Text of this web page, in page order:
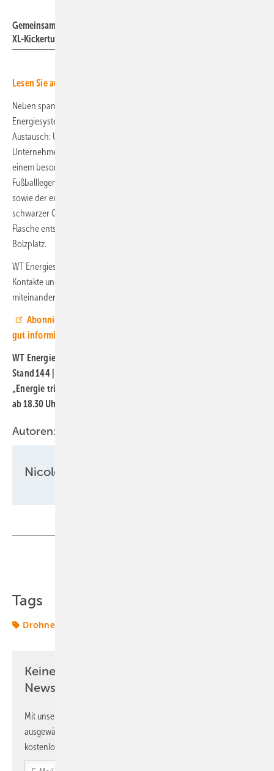
Gemeinsam mit Fußballlegende Ulf Kirsten erwartet die Gäste ein
XL-Kickerturnier sowie der exklusive „Schwatte Gin Tonic“
Lesen Sie auch etwas zur Energiewende mit Stecker
Neben spannenden Einblicken in ihre Projekte bietet WT
Energiesysteme in Potsdam auch Gelegenheit zum persönlichen
Austausch: Unter dem Motto „Energie trifft auf Genuss“ lädt das
Unternehmen am Donnerstag, 13. November 2025, ab 18.30 Uhr zu
einem besonderen Abend im Forum 12 (EG) ein. Gemeinsam mit
Fußballlegende Ulf Kirsten erwartet die Gäste ein XL-Kickerturnier
sowie der exklusive „Schwatte Gin Tonic“ – ein regional produzierter
schwarzer Gin mit sozialem Mehrwert. Für jede 9.999. verkaufte
Flasche entsteht in Kooperation mit der Kirsten-Stiftung ein neuer
Bolzplatz.
WT Energiesysteme freut sich auf inspirierende Gespräche, neue
Kontakte und einen Abend, an dem Energie, Technik und Genuss
miteinander verschmelzen.
Abonnieren Sie doch unseren Youtube-Kanal, dann sind Sie
gut informiert.
WT Energiesysteme GmbH
Stand 144 | Windenergietage Potsdam | 12.–14. November 2025
„Energie trifft auf Genuss“ – Donnerstag, 13. November 2025,
ab 18.30 Uhr, Forum 12 EG
Autoren:
Nicole Weinhold
Tags
Drohnen
Keine Zeit? Kein Problem mit dem ERE
Newsletter!
Mit unserem Newsletter erhalten Sie regelmäßig von uns
ausgewählte Informationen und Neuigkeiten, gebündelt und
kostenlos direkt ins Postfach.